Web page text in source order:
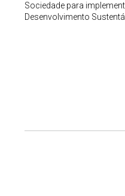
Sociedade para
Desenvolvimento